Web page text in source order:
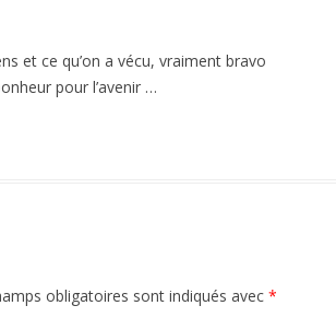
et ce qu’on a vécu, vraiment bravo
pour l’avenir …
obligatoires sont indiqués avec *